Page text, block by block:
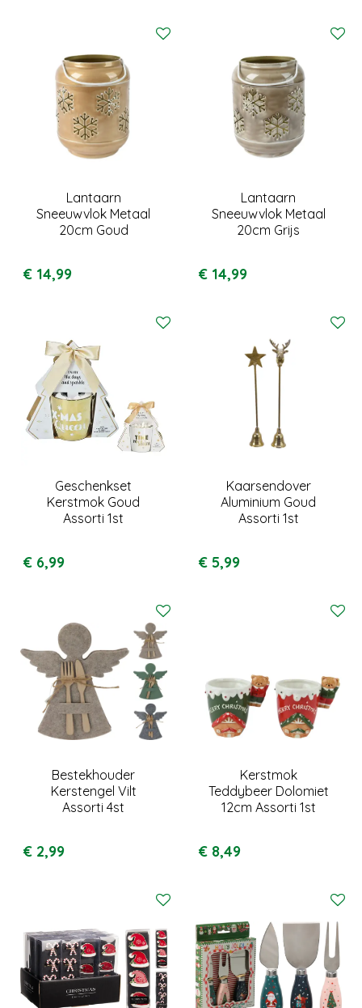
Lantaarn
Sneeuwvlok Metaal
20cm Goud
€ 14,99
Lantaarn
Sneeuwvlok Metaal
20cm Grijs
€ 14,99
Geschenkset
Kerstmok Goud
Assorti 1st
€ 6,99
Kaarsendover
Aluminium Goud
Assorti 1st
€ 5,99
Bestekhouder
Kerstengel Vilt
Assorti 4st
€ 2,99
Kerstmok
Teddybeer Dolomiet
12cm Assorti 1st
€ 8,49